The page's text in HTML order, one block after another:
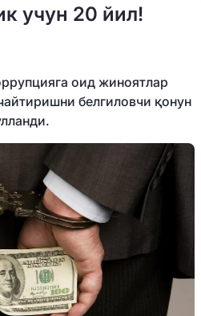
учун 20 йил!
оид жиноятлар
белгиловчи қонун